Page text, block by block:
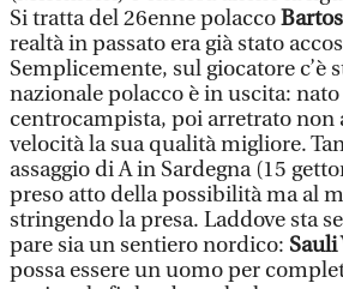
Si tratta del 26enne polacco
realtà in passato era già stato
Semplicemente, sul giocatore c’è
nazionale polacco è in uscita:
centrocampista, poi arretrato non
velocità la sua qualità migliore.
assaggio di A in Sardegna (15
preso atto della possibilità ma al
stringendo la presa. Laddove sta
pare sia un sentiero nordico: Sauli
possa essere un uomo per